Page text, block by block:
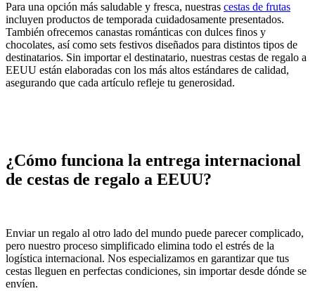
Para una opción más saludable y fresca, nuestras cestas de frutas
incluyen productos de temporada cuidadosamente presentados.
También ofrecemos canastas románticas con dulces finos y
chocolates, así como sets festivos diseñados para distintos tipos de
destinatarios. Sin importar el destinatario, nuestras cestas de regalo a
EEUU están elaboradas con los más altos estándares de calidad,
asegurando que cada artículo refleje tu generosidad.
¿Cómo funciona la entrega internacional
de cestas de regalo a EEUU?
Enviar un regalo al otro lado del mundo puede parecer complicado,
pero nuestro proceso simplificado elimina todo el estrés de la
logística internacional. Nos especializamos en garantizar que tus
cestas lleguen en perfectas condiciones, sin importar desde dónde se
envíen.